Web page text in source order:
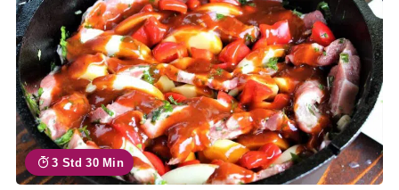
3 Std 30 Min